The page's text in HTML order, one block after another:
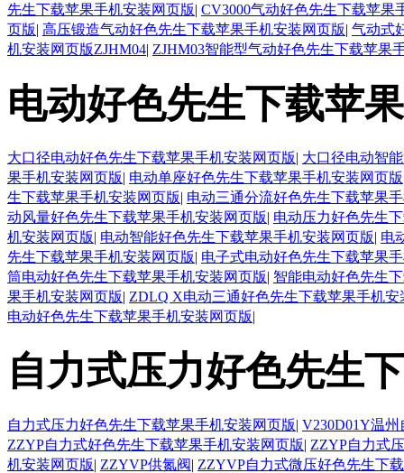
先生下载苹果手机安装网页版| CV3000气动好色先生下载苹果
页版| 高压锻造气动好色先生下载苹果手机安装网页版| 气动式
机安装网页版ZJHM04| ZJHM03智能型气动好色先生下载苹果
电动好色先生下载苹
大口径电动好色先生下载苹果手机安装网页版| 大口径电动智
果手机安装网页版| 电动单座好色先生下载苹果手机安装网页版
生下载苹果手机安装网页版| 电动三通分流好色先生下载苹果
动风量好色先生下载苹果手机安装网页版| 电动压力好色先生
机安装网页版| 电动智能好色先生下载苹果手机安装网页版| 电
先生下载苹果手机安装网页版| 电子式电动好色先生下载苹果
筒电动好色先生下载苹果手机安装网页版| 智能电动好色先生
果手机安装网页版| ZDLQ X电动三通好色先生下载苹果手机安
电动好色先生下载苹果手机安装网页版|
自力式压力好色先生
自力式压力好色先生下载苹果手机安装网页版| V230D01Y温
ZZYP自力式好色先生下载苹果手机安装网页版| ZZYP自力式
机安装网页版| ZZYVP供氮阀| ZZYVP自力式微压好色先生下